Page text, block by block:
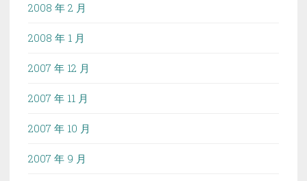
2008 年 2 月
2008 年 1 月
2007 年 12 月
2007 年 11 月
2007 年 10 月
2007 年 9 月